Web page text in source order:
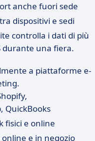
anche fuori sede
dispositivi e sedi
controlla i dati di più
durante una fiera.
a piattaforme e-
QuickBooks
fisici e online
e in negozio